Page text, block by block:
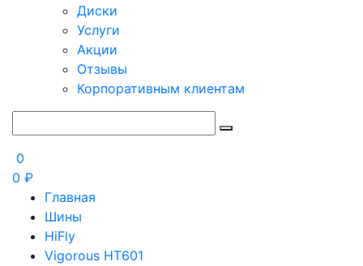
Диски
Услуги
Акции
Отзывы
Корпоративным клиентам
0
0 ₽
Главная
Шины
HiFly
Vigorous HT601